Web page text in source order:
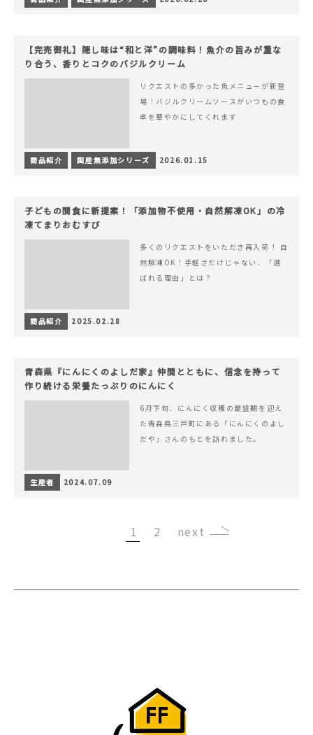
【完売御礼】隠し味は“和と洋”の調味料！魚介の旨みが重な
り合う、香りとコクのバジルクリーム
リクエストの多かった魚メニューが新登
場！バジルクリームソースがいつもの食
卓を華やかにしてくれます
商品紹介 国産無添加シリーズ 2026.01.15
子どもの間食に新提案！「添加物不使用・自然解凍OK」の冷
凍てまりおむすび
多くのリクエストをいただき再入荷！ 自
然解凍OK！手軽さだけじゃない、「選
ばれる理由」とは？
商品紹介 2025.02.28
青森県『にんにくのよしだ家』仲間とともに、信念を持って
作り続ける栄養たっぷりのにんにく
6月下旬、にんにく収穫の最盛期を迎え
た青森県三戸町にある「にんにくのよし
だや」さんのもとを訪れました。
生産者 2024.07.09
1 2 ›